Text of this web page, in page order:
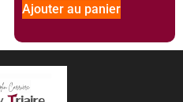
Ajouter au panier